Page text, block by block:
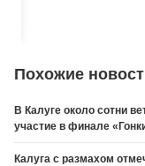
Похожие
В Калуге около сотни
участие в финале
Калуга с размахом